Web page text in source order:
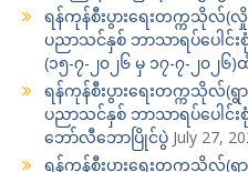
ရန်ကုန်စီးပွားရေးတက္ကသိုလ်(လှို
ပညာသင်နှစ် ဘာသာရပ်ပေါင်
(၁၅-၇-၂၀၂၆ မှ ၁၇-၇-၂၀၂၆)
ရန်ကုန်စီးပွားရေးတက္ကသိုလ်(ရွ
ပညာသင်နှစ် ဘာသာရပ်ပေါင်း
ဘော်လီဘောပြိုင်ပွဲ July 27,
ရန်ကုန်စီးပွားရေးတက္ကသိုလ်(ရွ